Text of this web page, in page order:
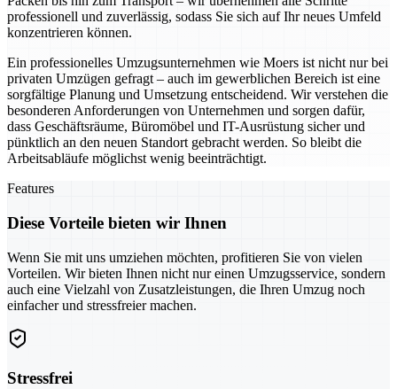
professionell und zuverlässig, sodass Sie sich auf Ihr neues Umfeld
konzentrieren können.
Ein professionelles Umzugsunternehmen wie Moers ist nicht nur bei
privaten Umzügen gefragt – auch im gewerblichen Bereich ist eine
sorgfältige Planung und Umsetzung entscheidend. Wir verstehen die
besonderen Anforderungen von Unternehmen und sorgen dafür,
dass Geschäftsräume, Büromöbel und IT-Ausrüstung sicher und
pünktlich an den neuen Standort gebracht werden. So bleibt die
Arbeitsabläufe möglichst wenig beeinträchtigt.
Features
Diese Vorteile bieten wir Ihnen
Wenn Sie mit uns umziehen möchten, profitieren Sie von vielen
Vorteilen. Wir bieten Ihnen nicht nur einen Umzugsservice, sondern
auch eine Vielzahl von Zusatzleistungen, die Ihren Umzug noch
einfacher und stressfreier machen.
Stressfrei